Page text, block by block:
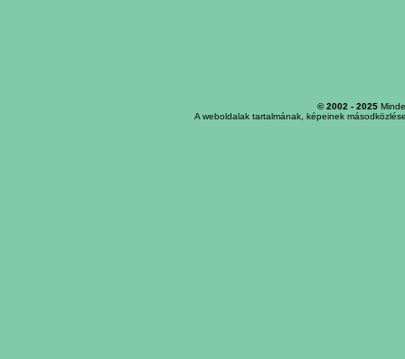
© 2002 - 2025
A weboldalak tartalmának, képeinek